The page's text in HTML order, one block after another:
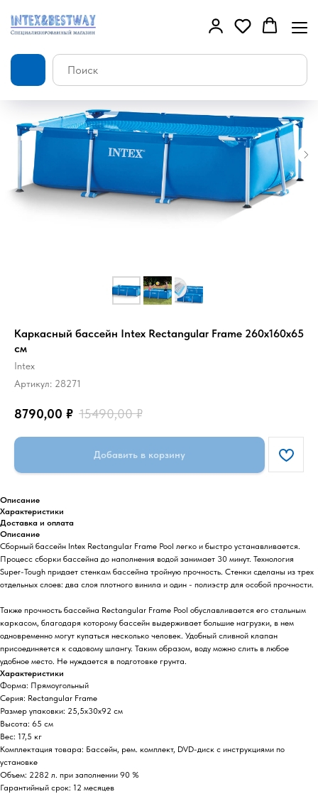
Каркасный бассейн Intex Rectangular Frame 260х160х65
см
Intex
Артикул: 28271
8790,00 ₽ 15490,00 ₽
Добавить в корзину
Описание
Характеристики
Доставка и оплата
Описание
Сборный бассейн Intex Rectangular Frame Pool легко и быстро устанавливается.
Процесс сборки бассейна до наполнения водой занимает 30 минут. Технология
Super-Tough придает стенкам бассейна тройную прочность. Стенки сделаны из трех
отдельных слоев: два слоя плотного винила и один - полиэстр для особой прочности.
Также прочность бассейна Rectangular Frame Pool обуславливается его стальным
каркасом, благодаря которому бассейн выдерживает большие нагрузки, в нем
одновременно могут купаться несколько человек. Удобный сливной клапан
присоединяется к садовому шлангу. Таким образом, воду можно слить в любое
удобное место. Не нуждается в подготовке грунта.
Характеристики
Форма: Прямоугольный
Серия: Rectangular Frame
Размер упаковки: 25,5х30х92 см
Высота: 65 см
Вес: 17,5 кг
Комплектация товара: Бассейн, рем. комплект, DVD-диск с инструкциями по
установке
Объем: 2282 л. при заполнении 90 %
Гарантийный срок: 12 месяцев